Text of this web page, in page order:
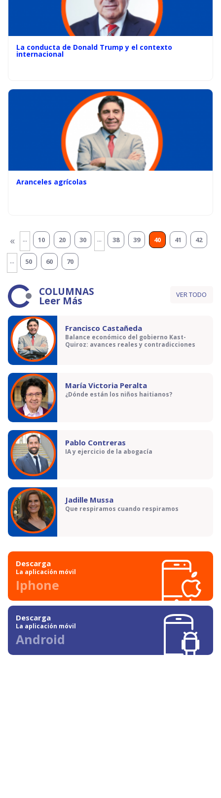
La conducta de Donald Trump y el contexto
internacional
Aranceles agrícolas
« ... 10 20 30 ... 38 39 40 41 42
... 50 60 70
COLUMNAS
Leer Más VER TODO
Francisco Castañeda
Balance económico del gobierno Kast-
Quiroz: avances reales y contradicciones
María Victoria Peralta
¿Dónde están los niños haitianos?
Pablo Contreras
IA y ejercicio de la abogacía
Jadille Mussa
Que respiramos cuando respiramos
Descarga
La aplicación móvil
Iphone
Descarga
La aplicación móvil
Android